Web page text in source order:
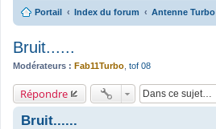
Portail Index du forum Antenne Turbo
Bruit......
Modérateurs : Fab11Turbo tof 08
Répondre
Bruit......